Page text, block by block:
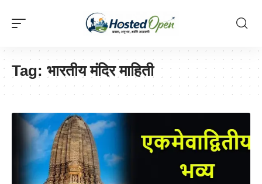
Tag: भारतीय मंदिर माहिती